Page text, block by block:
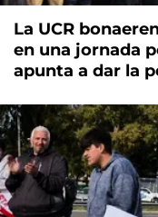
La UCR
en una jornada
apunta a dar la